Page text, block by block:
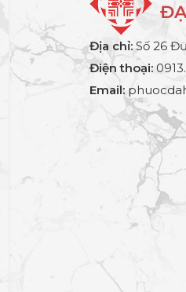
Địa chỉ: Số 26
Điện thoại:
Email: